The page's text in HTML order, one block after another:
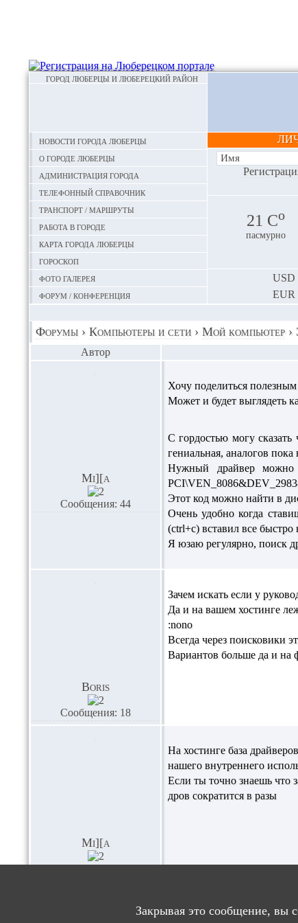
ГОРОД ЛЮБЕРЦЫ И ЛЮБЕРЕЦКИЙ РАЙОН
Новости города Люберцы
О городе Люберцы
Администрация города
Телефонный справочник
Транспорт / маршруты
Работа в городе
Карта города Люберцы
Гороскоп
Фото галерея
Форум / конференция
21 Сo
пасмурно
USD
EUR
Форумы › Компьютеры и сети › Мой компьютер ›
Автор
Mi][a
Сообщения: 44
Хочу поделиться
Может и будет выглядеть
С гордостью могу
гениальная, аналогов пока
Нужный драйвер можно
Этот код можно найти в
Очень удобно когда
(ctrl+c) вставил все быстро
Я юзаю регулярно, поиск
Boris
Сообщения: 18
Зачем искать если у
Да и на вашем хостинге
:nono
Всегда через поисковики
Вариантов больше да и на
Mi][a
Сообщения: 44
На хостинге база
нашего внутреннего
Если ты точно знаешь что
дров сократится в разы
Закрывая это сообщение, вы